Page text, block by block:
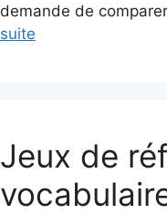
demande de
suite
Jeux de